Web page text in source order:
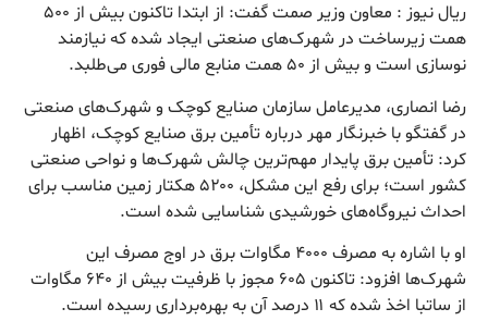
ریال نیوز : معاون وزیر صمت گفت: از ابتدا تاکنون بیش از ۵۰۰
همت زیرساخت در شهرک‌های صنعتی ایجاد شده که نیازمند
نوسازی است و بیش از ۵۰ همت منابع مالی فوری می‌طلبد.
رضا انصاری، مدیرعامل سازمان صنایع کوچک و شهرک‌های صنعتی
در گفتگو با خبرنگار مهر درباره تأمین برق صنایع کوچک، اظهار
کرد: تأمین برق پایدار مهم‌ترین چالش شهرک‌ها و نواحی صنعتی
کشور است؛ برای رفع این مشکل، ۵۲۰۰ هکتار زمین مناسب برای
احداث نیروگاه‌های خورشیدی شناسایی شده است.
او با اشاره به مصرف ۴۰۰۰ مگاوات برق در اوج مصرف این
شهرک‌ها افزود: تاکنون ۶۰۵ مجوز با ظرفیت بیش از ۶۴۰ مگاوات
از ساتبا اخذ شده که ۱۱ درصد آن به بهره‌برداری رسیده است.